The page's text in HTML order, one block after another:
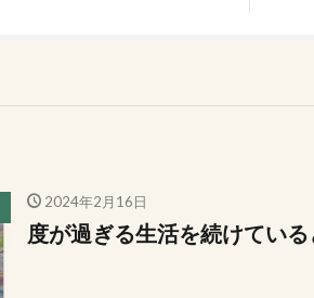
2024年2月16日
度が過ぎる生活を続けてい